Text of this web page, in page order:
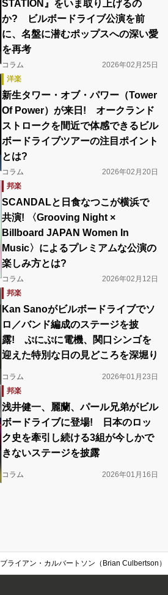
STATION』をいま取り上げるの
か? ビルボードライブ公演を前
に、名盤に潜むポップスへの深い愛
を再考
コラム
2026年02月25日
洋楽
新生タワー・オブ・パワー（Tower
Of Power）が来日! オークランド
ストロークを間近で体感できるビル
ボードライブツアーの注目ポイント
とは?
コラム
2026年02月20日
邦楽
SCANDALと日食なつこが横浜で
共演! 〈Grooving Night ×
Billboard JAPAN Women In
Music〉によるプレミアムな公演の
楽しみ方とは?
コラム
2026年02月12日
邦楽
Kan Sanoがビルボードライブでソ
ロ／バンド編成のステージを披
露! ぷにぷに電機、関口シンゴを
迎えた特別な日の見どころを深堀り
コラム
2026年01月23日
邦楽
浅井健一、麗蘭、パール兄弟がビル
ボードライブに登場! 日本のロッ
ク史を牽引し続ける3組が今しかで
きないステージを披露
コラム 2026年01月16日
ブライアン・カルバートソン（Brian Culbertson